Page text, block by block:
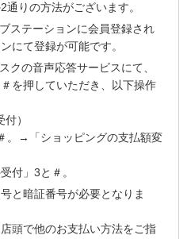
通りの方法がございます。
ステーションに会員登録され
にて登録が可能です。
クの音声応答サービスにて、
を押していただき、以下操作
）
。→「ショッピングの支払額変
付」3と＃。
と暗証番号が必要となりま
頭で他のお支払い方法をご指